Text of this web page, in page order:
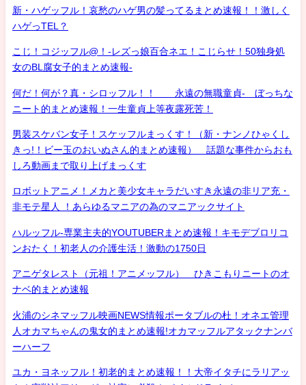
新・ハゲッフル！哀愁のハゲ男の髪ってるまとめ速報！！激しく
ハゲっTEL？
こじ！コジッフル@！-レズっ娘百合ネエ！こじらせ！50独身処
女のBL腐女子的まとめ速報-
何だ！何が？真・シロッフル！！ 永遠の無職童貞- ぼっちな
ニート的まとめ速報！一生童貞上等夜露死苦！
男装スケバン女子！スケッフルまっくす！（新・ナンノひゃくし
きっ!！ビー玉のおいぬさん的まとめ速報） 話題な事件からおも
しろ動画まで取り上げまっくす
ロボットアニメ！メカと美少女キャラだいすき永遠の非リア充・
非モテ星人 ！あらゆるマニアの為のマニアックサイト
ハルッフル-専業主夫的YOUTUBERまとめ速報！キモデブロリコ
ンおたく！初老人の介護生活！激動の1750日
アニゲタレスト（元祖！アニメッフル） ひきこもりニートのオ
ナベ的まとめ速報
火浦のシネマッフル映画NEWS情報ポータブルの杜！オネエ管理
人オカマちゃんの鬼女的まとめ速報!オカマッフルアタックナンバ
ーハーフ
ユカ・ヨネッフル！初老的まとめ速報！！大帝イタチにラリアッ